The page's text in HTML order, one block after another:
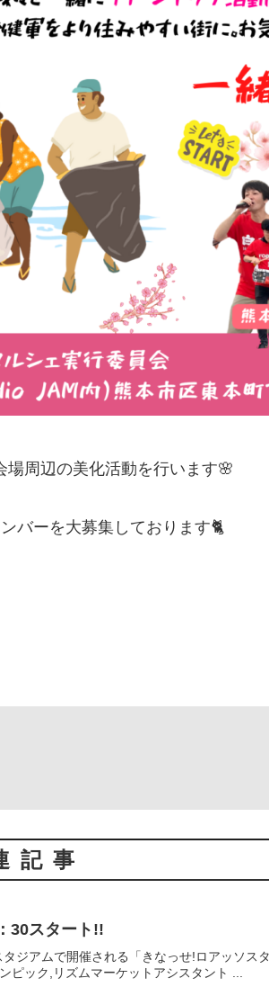
周辺の美化活動を行います🌸
バーを大募集しております🐈
記事
30スタート!!
ジアムで開催される「きなっせ!ロアッソス
ピック,リズムマーケットアシスタント ...